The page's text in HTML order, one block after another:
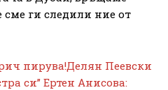
сме ги следили ние от
пирува!Делян Пеевски
си” Ертен Анисова: